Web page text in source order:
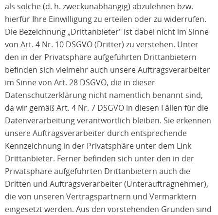
als solche (d. h. zweckunabhängig) abzulehnen bzw.
hierfür Ihre Einwilligung zu erteilen oder zu widerrufen.
Die Bezeichnung „Drittanbieter" ist dabei nicht im Sinne
von Art. 4 Nr. 10 DSGVO (Dritter) zu verstehen. Unter
den in der Privatsphäre aufgeführten Drittanbietern
befinden sich vielmehr auch unsere Auftragsverarbeiter
im Sinne von Art. 28 DSGVO, die in dieser
Datenschutzerklärung nicht namentlich benannt sind,
da wir gemäß Art. 4 Nr. 7 DSGVO in diesen Fällen für die
Datenverarbeitung verantwortlich bleiben. Sie erkennen
unsere Auftragsverarbeiter durch entsprechende
Kennzeichnung in der Privatsphäre unter dem Link
Drittanbieter. Ferner befinden sich unter den in der
Privatsphäre aufgeführten Drittanbietern auch die
Dritten und Auftragsverarbeiter (Unterauftragnehmer),
die von unseren Vertragspartnern und Vermarktern
eingesetzt werden. Aus den vorstehenden Gründen sind